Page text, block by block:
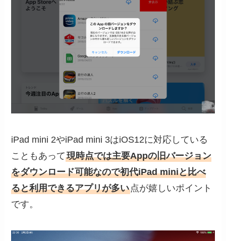
iPad mini 2やiPad mini 3はiOS12に対応している
こともあって現時点では主要Appの旧バージョン
をダウンロード可能なので初代iPad miniと比べ
ると利用できるアプリが多い点が嬉しいポイント
です。